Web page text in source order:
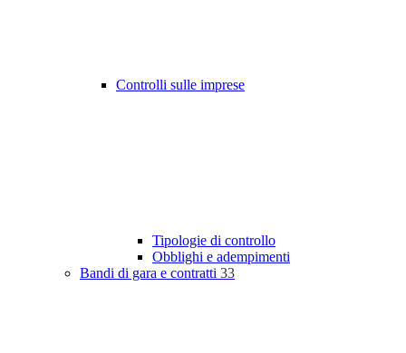
Controlli sulle imprese
Tipologie di controllo
Obblighi e adempimenti
Bandi di gara e contratti 33